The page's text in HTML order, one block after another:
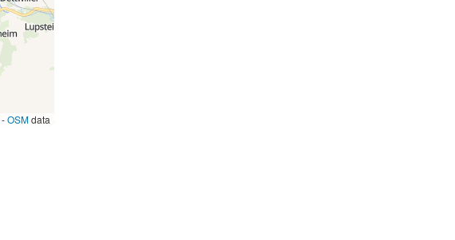
-OSMdata